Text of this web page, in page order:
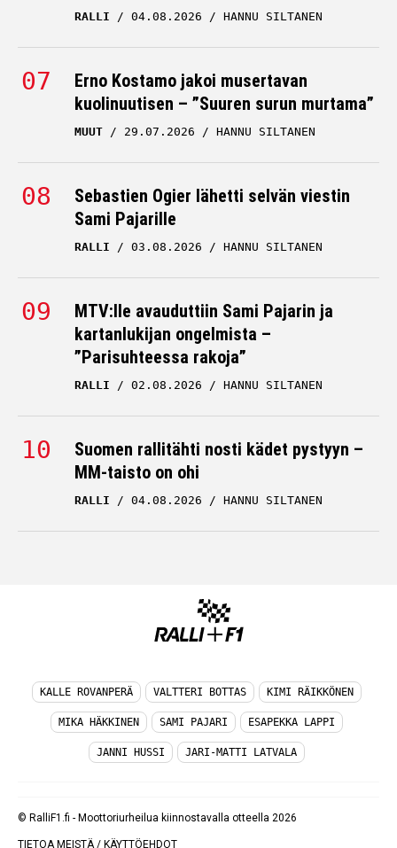
RALLI 04.08.2026 HANNU SILTANEN
Erno Kostamo jakoi musertavan
kuolinuutisen – ”Suuren surun murtama”
MUUT 29.07.2026 HANNU SILTANEN
Sebastien Ogier lähetti selvän viestin
Sami Pajarille
RALLI 03.08.2026 HANNU SILTANEN
MTV:lle avauduttiin Sami Pajarin ja
kartanlukijan ongelmista –
”Parisuhteessa rakoja”
RALLI 02.08.2026 HANNU SILTANEN
Suomen rallitähti nosti kädet pystyyn –
MM-taisto on ohi
RALLI 04.08.2026 HANNU SILTANEN
KALLE ROVANPERÄ VALTTERI BOTTAS KIMI RÄIKKÖNEN
MIKA HÄKKINEN SAMI PAJARI ESAPEKKA LAPPI
JANNI HUSSI JARI-MATTI LATVALA
© RalliF1.fi - Moottoriurheilua kiinnostavalla otteella 2026
TIETOA MEISTÄ/ KÄYTTÖEHDOT